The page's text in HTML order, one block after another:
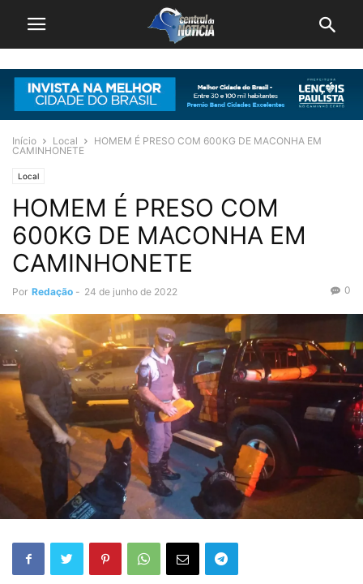
Início Local
HOMEM É PRESO COM 600KG DE MACONHA EM
CAMINHONETE
Local
HOMEM É PRESO COM
600KG DE MACONHA EM
CAMINHONETE
Por Redação - 24 de junho de 2022 0